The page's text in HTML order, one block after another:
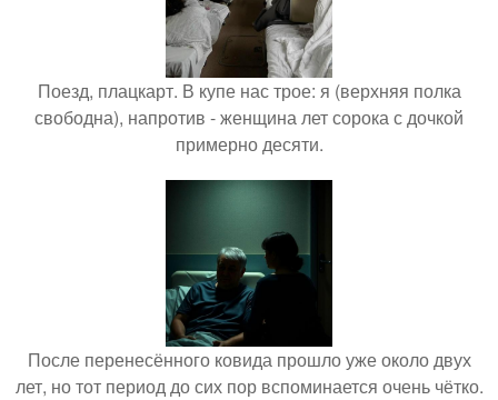
Поезд, плацкарт. В купе нас трое: я (верхняя полка
свободна), напротив - женщина лет сорока с дочкой
примерно десяти.
После перенесённого ковида прошло уже около двух
лет, но тот период до сих пор вспоминается очень чётко.